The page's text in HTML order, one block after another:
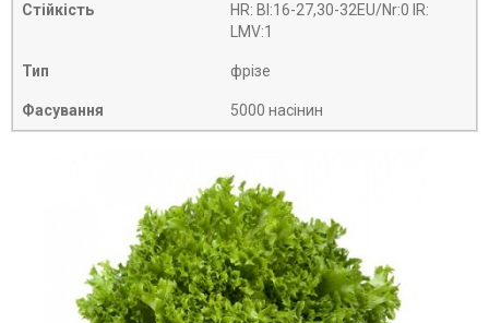
Стійкість
HR: Bl:16-27,30-32EU/Nr:0 IR:
LMV:1
Тип фрізе
Фасування 5000 насінин